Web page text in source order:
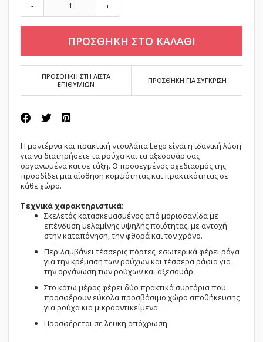
- +
ΠΡΟΣΘΗΚΗ ΣΤΟ ΚΑΛΑΘΙ
ΠΡΟΣΘΗΚΗ ΣΤΗ ΛΙΣΤΑ
ΕΠΙΘΥΜΙΩΝ
ΠΡΟΣΘΗΚΗ ΓΙΑ ΣΥΓΚΡΙΣΗ
Η μοντέρνα και πρακτική ντουλάπα Lego είναι η ιδανική λύση
για να διατηρήσετε τα ρούχα και τα αξεσουάρ σας
οργανωμένα και σε τάξη. Ο προσεγμένος σχεδιασμός της
προσδίδει μια αίσθηση κομψότητας και πρακτικότητας σε
κάθε χώρο.
Τεχνικά χαρακτηριστικά:
Σκελετός κατασκευασμένος από μοριοσανίδα με
επένδυση μελαμίνης υψηλής ποιότητας, με αντοχή
στην καταπόνηση, την φθορά και τον χρόνο.
Περιλαμβάνει τέσσερις πόρτες, εσωτερικά φέρει ράγα
για την κρέμαση των ρούχων και τέσσερα ράφια για
την οργάνωση των ρούχων και αξεσουάρ.
Στο κάτω μέρος φέρει δύο πρακτικά συρτάρια που
προσφέρουν εύκολα προσβάσιμο χώρο αποθήκευσης
για ρούχα κια μικροαντικείμενα.
Προσφέρεται σε λευκή απόχρωση.